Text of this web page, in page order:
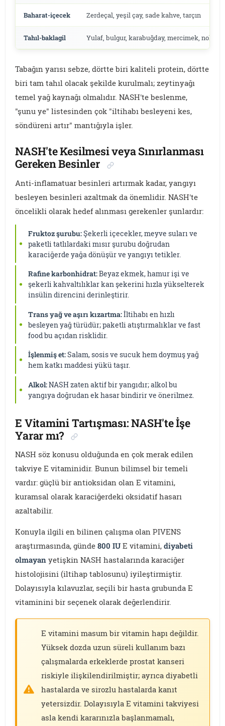
Baharat-içecek Zerdeçal, yeşil çay, sade kahve, tarçın
Tahıl-baklagil Yulaf, bulgur, karabuğday, mercimek, nohut
Tabağın yarısı sebze, dörtte biri kaliteli protein, dörtte
biri tam tahıl olacak şekilde kurulmalı; zeytinyağı
temel yağ kaynağı olmalıdır. NASH'te beslenme,
"şunu ye" listesinden çok "iltihabı besleyeni kes,
söndüreni artır" mantığıyla işler.
NASH'te Kesilmesi veya Sınırlanması
Gereken Besinler
Anti-inflamatuar besinleri artırmak kadar, yangıyı
besleyen besinleri azaltmak da önemlidir. NASH'te
öncelikli olarak hedef alınması gerekenler şunlardır:
Fruktoz şurubu:Şekerli içecekler, meyve suları ve
paketli tatlılardaki mısır şurubu doğrudan
karaciğerde yağa dönüşür ve yangıyı tetikler.
Rafine karbonhidrat:Beyaz ekmek, hamur işi ve
şekerli kahvaltılıklar kan şekerini hızla yükselterek
insülin direncini derinleştirir.
Trans yağ ve aşırı kızartma:İltihabı en hızlı
besleyen yağ türüdür; paketli atıştırmalıklar ve fast
food bu açıdan risklidir.
İşlenmiş et:Salam, sosis ve sucuk hem doymuş yağ
hem katkı maddesi yükü taşır.
Alkol:NASH zaten aktif bir yangıdır; alkol bu
yangıya doğrudan ek hasar bindirir ve önerilmez.
E Vitamini Tartışması: NASH'te İşe
Yarar mı?
NASH söz konusu olduğunda en çok merak edilen
takviye E vitaminidir. Bunun bilimsel bir temeli
vardır: güçlü bir antioksidan olan E vitamini,
kuramsal olarak karaciğerdeki oksidatif hasarı
azaltabilir.
Konuyla ilgili en bilinen çalışma olan PIVENS
araştırmasında, günde800 IU E vitamini,diyabeti
olmayan yetişkin NASH hastalarında karaciğer
histolojisini (iltihap tablosunu) iyileştirmiştir.
Dolayısıyla kılavuzlar, seçili bir hasta grubunda E
vitaminini bir seçenek olarak değerlendirir.
E vitamini masum bir vitamin hapı değildir.
Yüksek dozda uzun süreli kullanım bazı
çalışmalarda erkeklerde prostat kanseri
riskiyle ilişkilendirilmiştir; ayrıca diyabetli
hastalarda ve sirozlu hastalarda kanıt
yetersizdir. Dolayısıyla E vitamini takviyesi
asla kendi kararınızla başlanmamalı,